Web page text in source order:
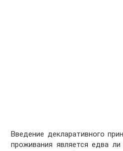
Введение декларативного
проживания является едва